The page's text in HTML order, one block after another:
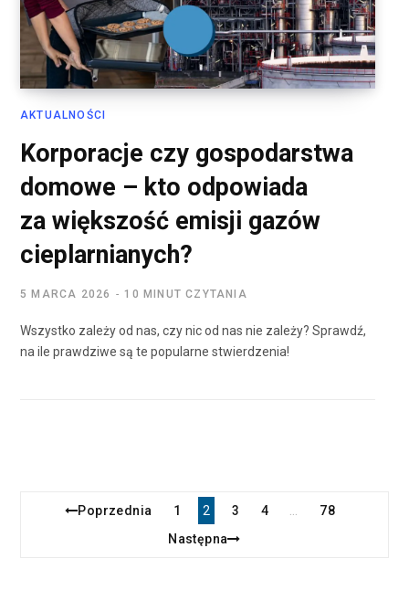
AKTUALNOŚCI
Korporacje czy gospodarstwa
domowe – kto odpowiada
za większość emisji gazów
cieplarnianych?
5 MARCA 2026 10 MINUT CZYTANIA
Wszystko zależy od nas, czy nic od nas nie zależy? Sprawdź,
na ile prawdziwe są te popularne stwierdzenia!
Poprzednia 1 2 3 4 …
78
Następna